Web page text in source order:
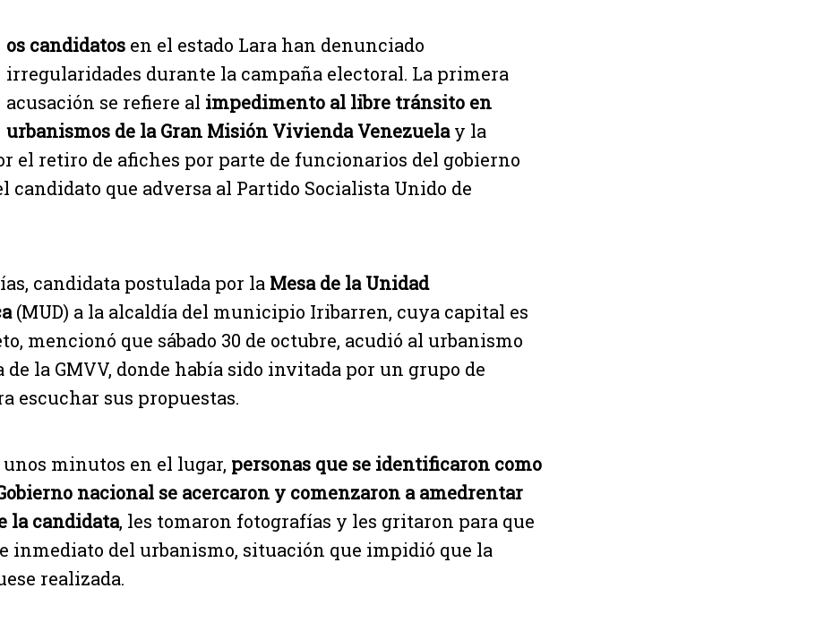
os candidatos en el estado Lara han denunciado
irregularidades durante la campaña electoral. La primera
acusación se refiere al impedimento al libre tránsito en
urbanismos de la Gran Misión Vivienda Venezuelay la
el retiro de afiches por parte de funcionarios del gobierno
candidato que adversa al Partido Socialista Unido de
candidata postulada por la Mesa de la Unidad
(MUD) a la alcaldía del municipio Iribarren, cuya capital es
mencionó que sábado 30 de octubre, acudió al urbanismo
la GMVV, donde había sido invitada por un grupo de
escuchar sus propuestas.
unos minutos en el lugar, personas que se identificaron como
nacional se acercaron y comenzaron a amedrentar
la candidata, les tomaron fotografías y les gritaron para que
inmediato del urbanismo, situación que impidió que la
realizada.